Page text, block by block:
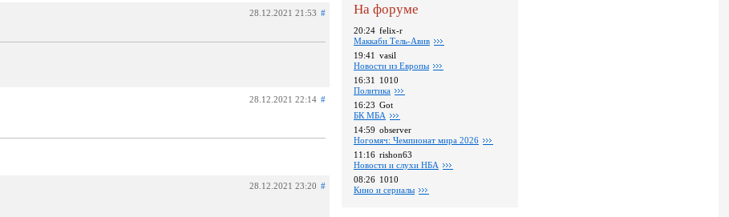
28.12.2021 21:53 #
28.12.2021 22:14 #
28.12.2021 23:20 #
На форуме
20:24 felix-r
Маккаби Тель-Авив
19:41 vasil
Новости из Европы
16:31
1010
Политика
16:23 Got
БК МБА
14:59 observer
Ногомяч: Чемпионат мира 2026
11:16 rishon63
Новости и слухи НБА
08:26 1010
Кино и сериалы